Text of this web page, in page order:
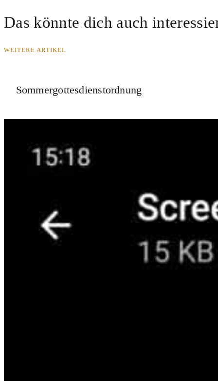
Das könnte dich auch
WEITERE ARTIKEL
Sommergottesdienstordnung